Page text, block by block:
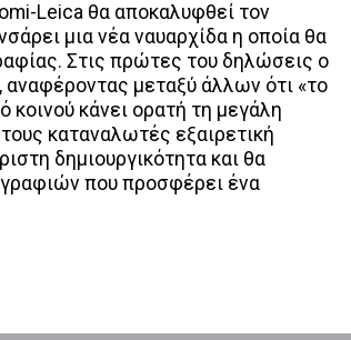
Leica θα αποκαλυφθεί τον
μια νέα ναυαρχίδα η οποία θα
Στις πρώτες του δηλώσεις ο
μεταξύ άλλων ότι «το
κάνει ορατή τη μεγάλη
καταναλωτές εξαιρετική
δημιουργικότητα και θα
που προσφέρει ένα